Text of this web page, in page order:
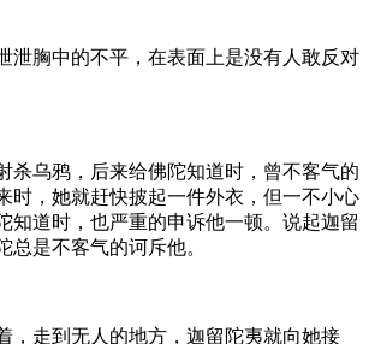
胸中的不平，在表面上是没有人敢反对
乌鸦，后来给佛陀知道时，曾不客气的
时，她就赶快披起一件外衣，但一不小心
道时，也严重的申诉他一顿。说起迦留
是不客气的诃斥他。
走到无人的地方，迦留陀夷就向她接